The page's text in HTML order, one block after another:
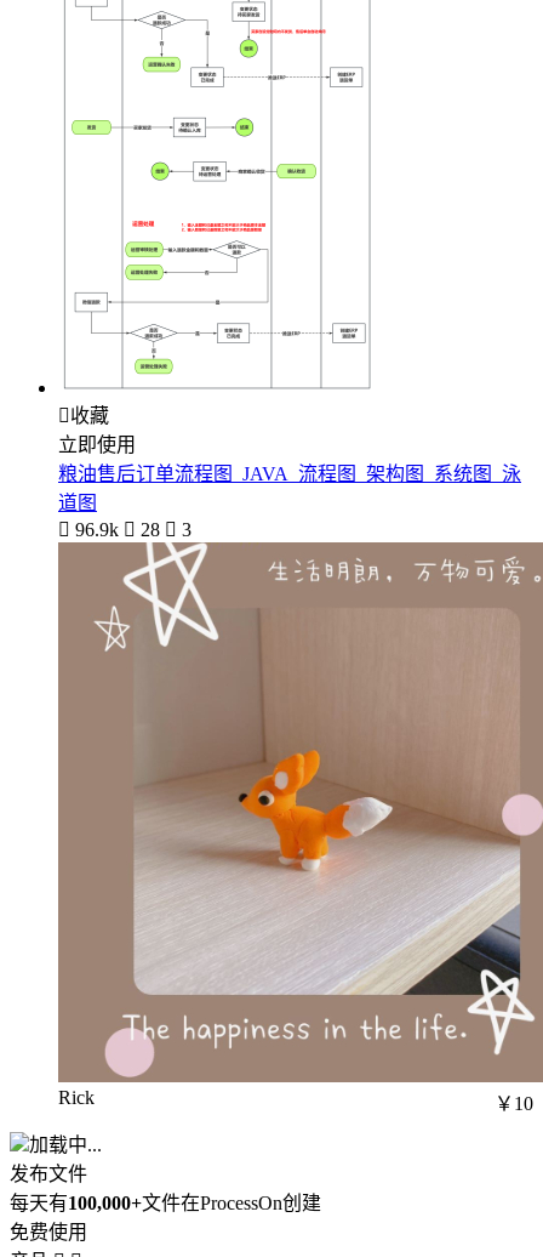
收藏
立即使用
粮油售后订单流程图_JAVA_流程图_架构图_系统图_泳
道图
 96.9k  28  3
Rick
￥10
加载中...
发布文件
每天有100,000+文件在ProcessOn创建
免费使用